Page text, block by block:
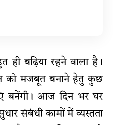
बढ़िया रहने वाला है।
को मजबूत बनाने हेतु कुछ
बनेंगी। आज दिन भर घर
संबंधी कामों में व्यस्तता